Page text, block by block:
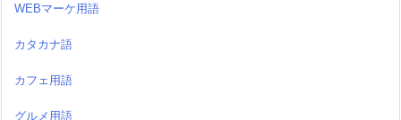
WEBマーケ用語
カタカナ語
カフェ用語
グルメ用語